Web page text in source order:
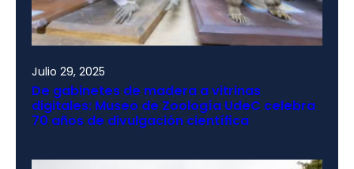
Julio 29, 2025
De gabinetes de madera a vitrinas
digitales: Museo de Zoología UdeC celebra
70 años de divulgación científica